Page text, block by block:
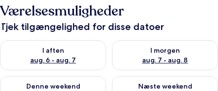
Værelsesmuligheder
Tjek tilgængelighed for disse datoer
I aften
aug. 6 - aug. 7
Tjek tilgængelighed for i aften aug. 6 - aug. 7
I morgen
aug. 7 - aug. 8
Tjek tilgængelighed for i
Denne weekend
Tjek tilgængelighed for denne weekend aug. 7 - aug. 9
Næste weekend
Tjek tilgængelighed for næste